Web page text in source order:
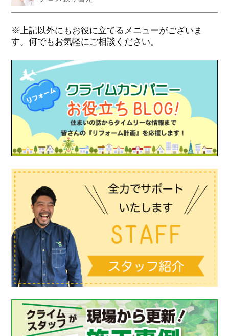
※上記以外にもお役に立てるメニューがございま
す。何でもお気軽にご相談ください。